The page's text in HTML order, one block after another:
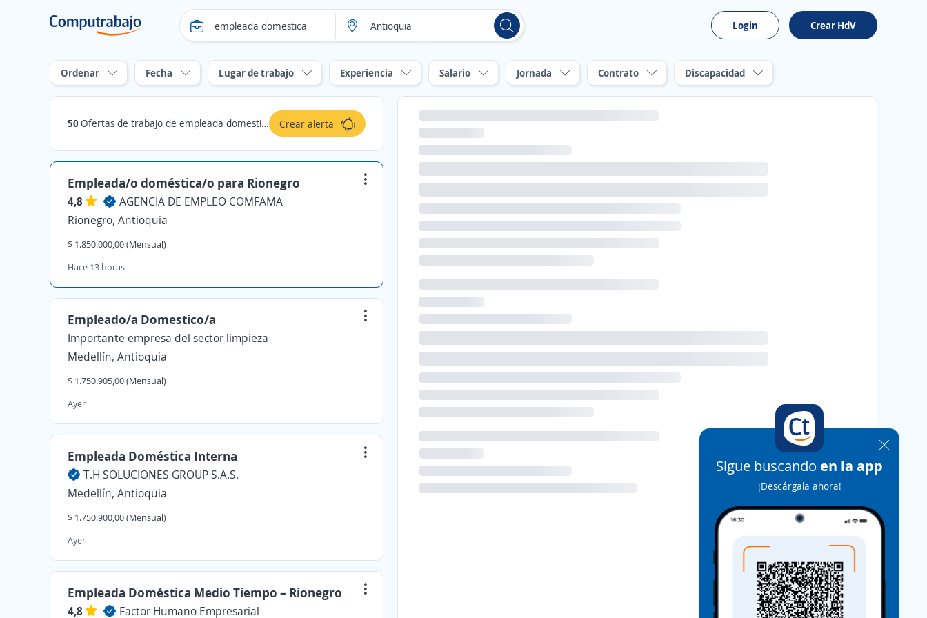
Login Crear HdV
Ordenar Fecha Lugar de trabajo Experiencia Salario Jornada Contrato Discapacidad
50 Ofertas de trabajo de empleada domestica en Antioquia Crear alerta
Empleada/o doméstica/o para Rionegro
4,8
AGENCIA DE EMPLEO COMFAMA
Rionegro, Antioquia
$ 1.850.000,00 (Mensual)
Hace 13 horas
Empleado/a Domestico/a
Importante empresa del sector limpieza
Medellín, Antioquia
$ 1.750.905,00 (Mensual)
Ayer
Empleada Doméstica Interna
T.H SOLUCIONES GROUP S.A.S.
Medellín, Antioquia
$ 1.750.900,00 (Mensual)
Ayer
Empleada Doméstica Medio Tiempo – Rionegro
4,8 Factor Humano Empresarial
Sigue buscando en la app
¡Descárgala ahora!